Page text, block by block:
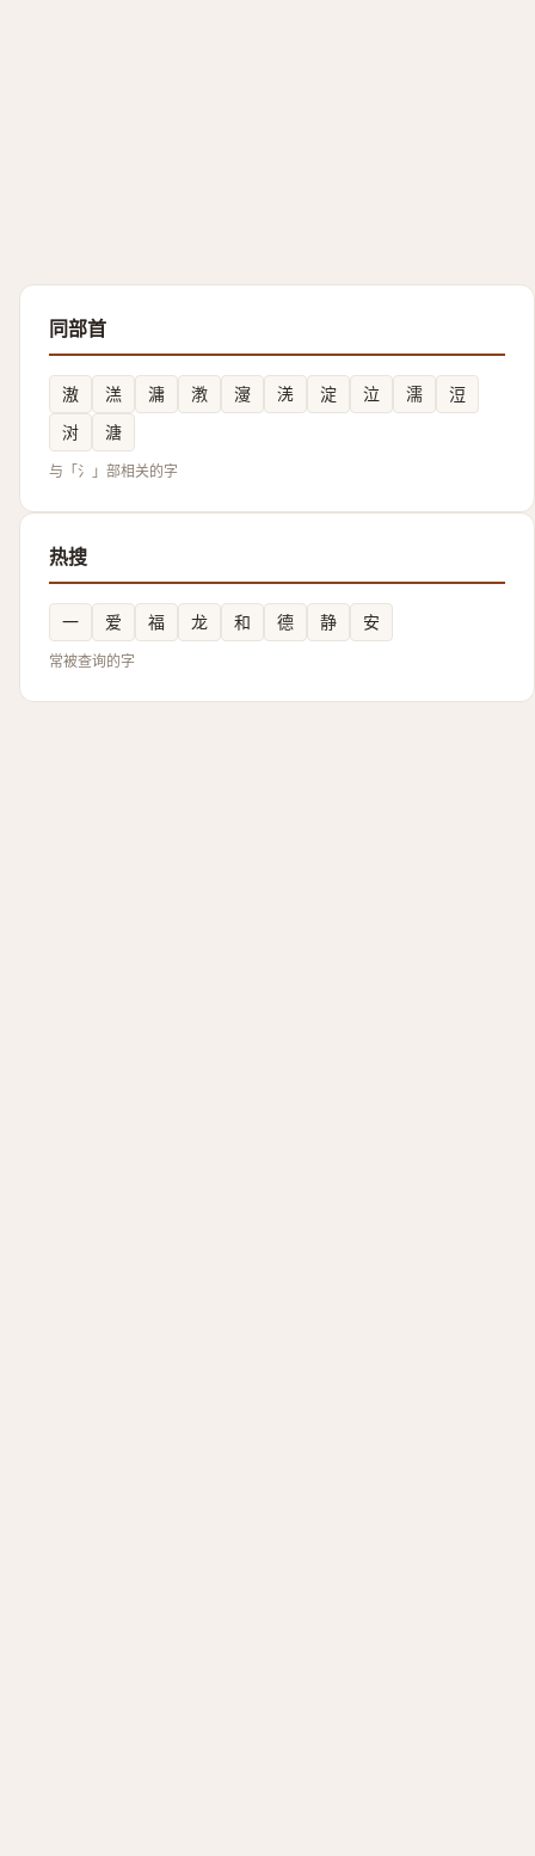
同部首
滶 溔 滽 漖 濅 㳾 淀 泣 濡
浢
㳔
溏
与「氵」部相关的字
热搜
一 爱 福 龙 和 德 静 安
常被查询的字